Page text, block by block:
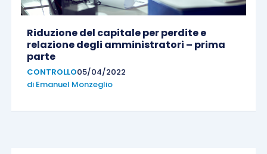
Riduzione del capitale per perdite e
relazione degli amministratori – prima
parte
CONTROLLO05/04/2022
di Emanuel Monzeglio